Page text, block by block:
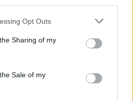
Opt Outs
Sharing of my
Sale of my
Wręcz przeciwnie –
przeżyte, bardziej świadome.
by podążyć
zostaje mniejsza część, ale to
tu o konkretnych liczbach jako
jest kilku nowicjuszy, innym